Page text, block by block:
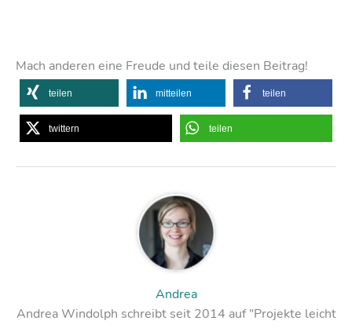
Mach anderen eine Freude und teile diesen Beitrag!
teilen mitteilen teilen
twittern teilen
Andrea
Andrea Windolph schreibt seit 2014 auf "Projekte leicht